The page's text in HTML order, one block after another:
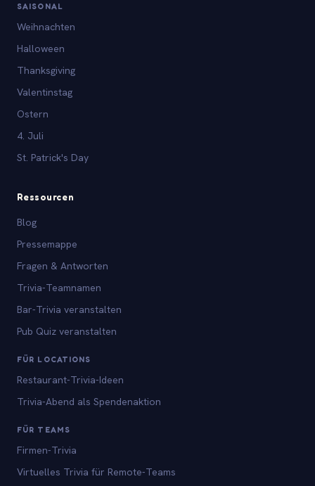
SAISONAL
Weihnachten
Halloween
Thanksgiving
Valentinstag
Ostern
4. Juli
St. Patrick's Day
Ressourcen
Blog
Pressemappe
Fragen & Antworten
Trivia-Teamnamen
Bar-Trivia veranstalten
Pub Quiz veranstalten
FÜR LOCATIONS
Restaurant-Trivia-Ideen
Trivia-Abend als Spendenaktion
FÜR TEAMS
Firmen-Trivia
Virtuelles Trivia für Remote-Teams